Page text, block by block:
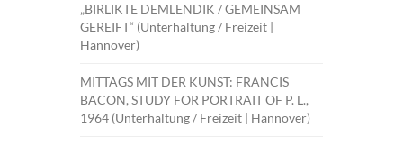
„BIRLIKTE DEMLENDIK / GEMEINSAM
GEREIFT“ (Unterhaltung / Freizeit |
Hannover)
MITTAGS MIT DER KUNST: FRANCIS
BACON, STUDY FOR PORTRAIT OF P. L.,
1964 (Unterhaltung / Freizeit | Hannover)